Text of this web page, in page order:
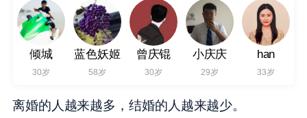
倾城
30岁
蓝色妖姬
58岁
曾庆锟
30岁
小庆庆
29岁
han
33岁
离婚的人越来越多，结婚的人越来越少。